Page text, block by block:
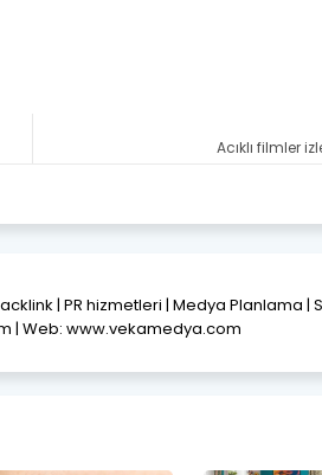
Acıklı filmler
Backlink | PR hizmetleri | Medya Planlama |
| Web: www.vekamedya.com